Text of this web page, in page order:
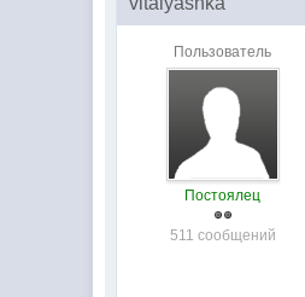
Пользователь
Постоялец
511 сообщений